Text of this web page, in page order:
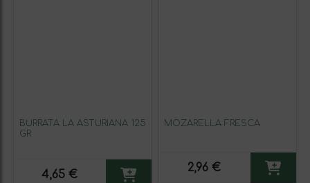
BURRATA LA ASTURIANA 125
GR
4,65 €
MOZARELLA FRESCA
2,96 €